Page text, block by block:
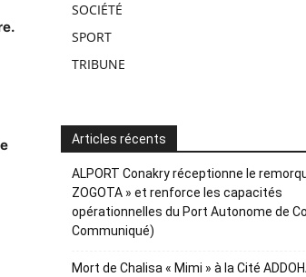
SOCIÉTÉ
SPORT
TRIBUNE
Articles récents
ALPORT Conakry réceptionne le
ZOGOTA » et renforce les capacités
opérationnelles du Port Autonome de
Communiqué)
Mort de Chalisa « Mimi » à la Cité